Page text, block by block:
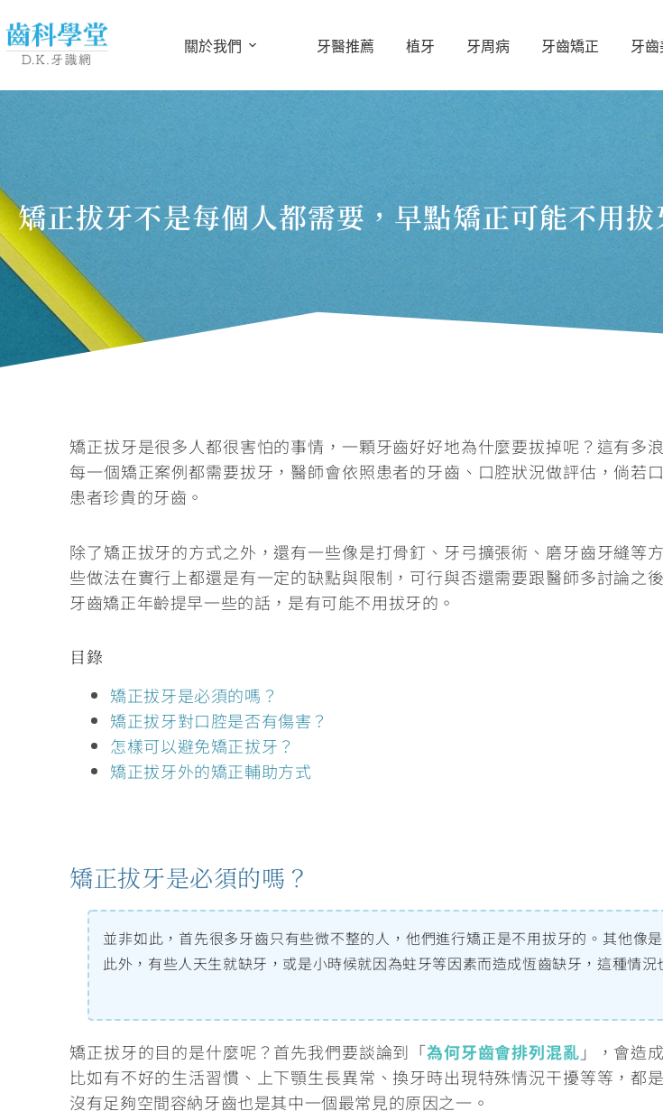
關於我們 牙醫推薦 植牙 牙周病 牙齒矯正 牙齒
矯正拔牙不是每個人都需要，早點矯正可能不用拔
矯正拔牙是很多人都很害怕的事情，一顆牙齒好好地為什麼要拔掉呢？這有多
每一個矯正案例都需要拔牙，醫師會依照患者的牙齒、口腔狀況做評估 ，倘若
患者珍貴的牙齒。
除了矯正拔牙的方式之外，還有一些像是打骨釘、牙弓擴張術、磨牙齒牙縫等
些做法在實行上都還是有一定的缺點與限制，可行與否還需要跟醫師多討論之
牙齒矯正年齡提早一些的話，是有可能不用拔牙的。
目錄
矯正拔牙是必須的嗎？
矯正拔牙對口腔是否有傷害？
怎樣可以避免矯正拔牙？
矯正拔牙外的矯正輔助方式
矯正拔牙是必須的嗎？
並非如此，首先很多牙齒只有些微不整的人，他們進行矯正是不用拔牙的。其他像
此外，有些人天生就缺牙，或是小時候就因為蛀牙等因素而造成恆齒缺牙，這種情況
矯正拔牙的目的是什麼呢？首先我們要談論到「為何牙齒會排列混亂 」，會造
比如有不好的生活習慣、上下顎生長異常、換牙時出現特殊情況干擾等等，都
沒有足夠空間容納牙齒也是其中一個最常見的原因之一。